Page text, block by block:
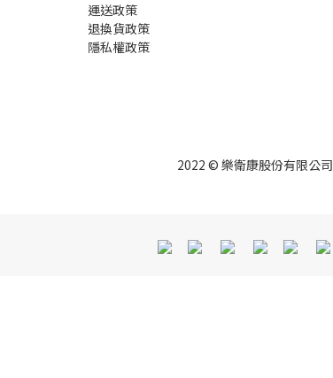
運送政策
退換貨政策
隱私權政策
2022 © 樂衛康股份有限公司